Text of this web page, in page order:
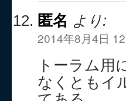
匿名 より:
2014年8月4日
トーラム用
なくともイ